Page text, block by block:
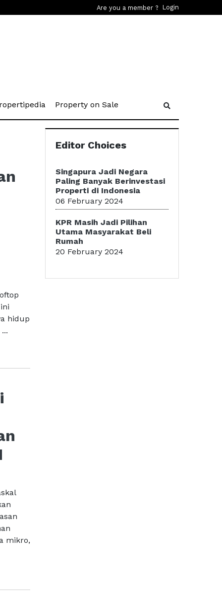
Are you a member ? Login
(current)
Property on Sale
hidup
mikro,
Editor Choices
Singapura Jadi Negara
Paling Banyak Berinvestasi
Properti di Indonesia
06 February 2024
KPR Masih Jadi Pilihan
Utama Masyarakat Beli
Rumah
20 February 2024